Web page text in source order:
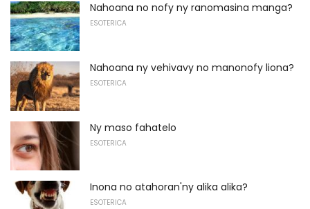
Nahoana no nofy ny ranomasina manga?
ESOTERICA
Nahoana ny vehivavy no manonofy liona?
ESOTERICA
Ny maso fahatelo
ESOTERICA
Inona no atahoran'ny alika alika?
ESOTERICA